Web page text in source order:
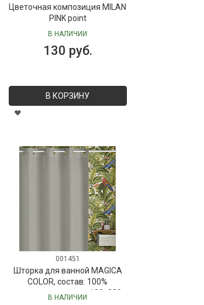
Цветочная композиция MILAN
PINK point
В НАЛИЧИИ
130 руб.
В КОРЗИНУ
001451
Шторка для ванной MAGICA
COLOR, состав: 100%
полиэстер, размер: 180х200
В НАЛИЧИИ